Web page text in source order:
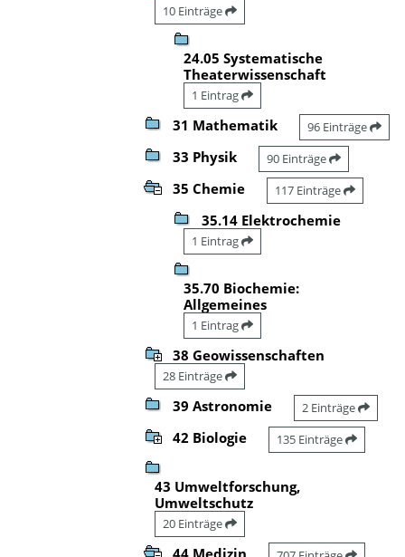
10 Einträge
24.05 Systematische
Theaterwissenschaft
1 Eintrag
31 Mathematik 96 Einträge
33 Physik 90 Einträge
35 Chemie 117 Einträge
35.14 Elektrochemie
1 Eintrag
35.70 Biochemie:
Allgemeines
1 Eintrag
38 Geowissenschaften
28 Einträge
39 Astronomie 2 Einträge
42 Biologie 135 Einträge
43 Umweltforschung,
Umweltschutz
20 Einträge
44 Medizin